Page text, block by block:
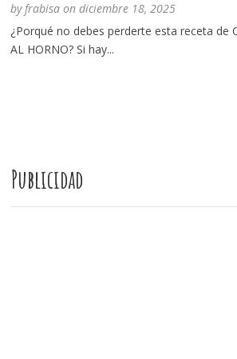
byfrabisa ondiciembre 18, 2025
¿Porqué no debes perderte esta receta de
AL HORNO? Si hay...
Publicidad